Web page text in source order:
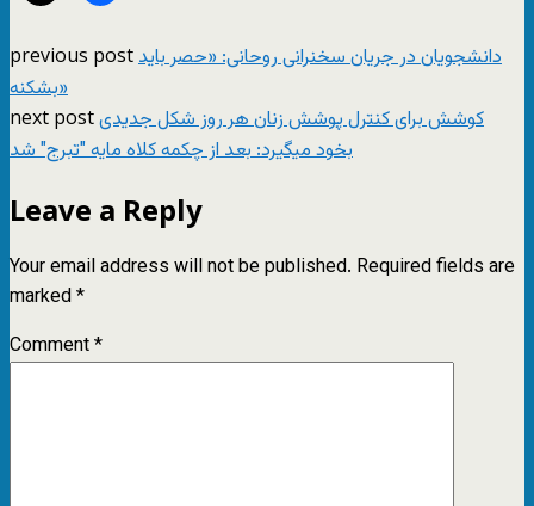
previous postدانشجویان در جریان سخنرانی روحانی: «حصر باید
بشکنه»
next postکوشش برای کنترل پوشش زنان هر روز شکل جدیدی
بخود میگیرد: بعد از چکمه کلاه مایه "تبرج" شد
Leave a Reply
Your email address will not be published. Required fields are
marked*
Comment*